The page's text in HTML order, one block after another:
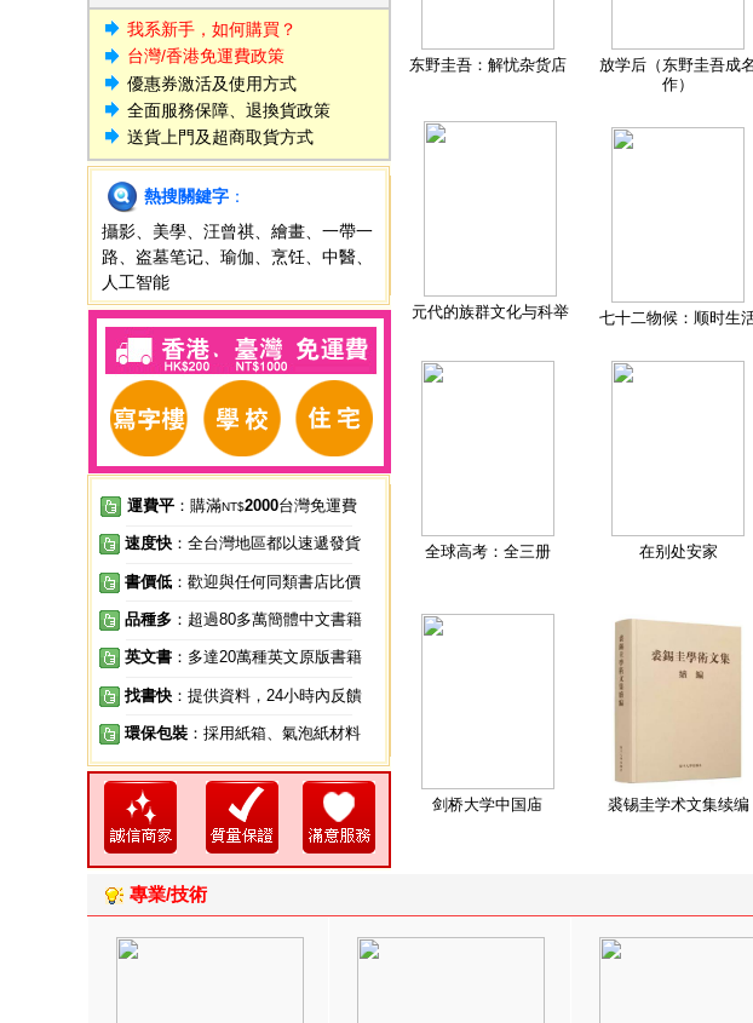
我系新手，如何購買？
台灣/香港免運費政策
優惠券激活及使用方式
全面服務保障、退換貨政策
送貨上門及超商取貨方式
熱搜關鍵字 ：
攝影
美學 汪曾祺 繪畫
一帶一
路
盗墓笔记 瑜伽 烹饪 中醫
人工智能
運費平 ：購滿NT$2000台灣免運費
速度快 ：全台灣地區都以速遞發貨
書價低 ：歡迎與任何同類書店比價
品種多 ：超過80多萬簡體中文書籍
英文書 ：多達20萬種英文原版書籍
找書快 ：提供資料，24小時內反饋
環保包裝 ：採用紙箱、氣泡紙材料
东野圭吾：解忧杂货店
放学后（东野圭吾成名
作）
元代的族群文化与科举 七十二物候：顺时生
全球高考：全三册 在别处安家
剑桥大学中国庙 裘锡圭学术文集续编
專業/技術